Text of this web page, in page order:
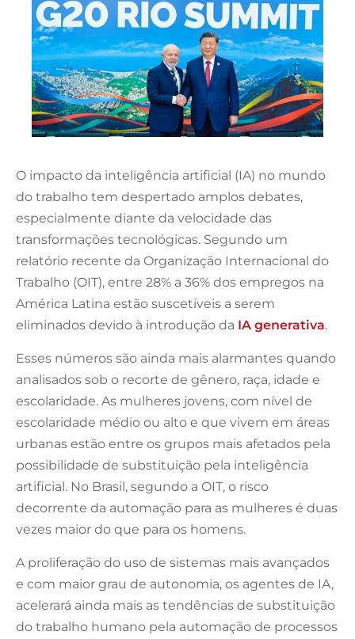
O impacto da inteligência artificial (IA) no mundo
do trabalho tem despertado amplos debates,
especialmente diante da velocidade das
transformações tecnológicas. Segundo um
relatório recente da Organização Internacional do
Trabalho (OIT), entre 28% a 36% dos empregos na
América Latina estão suscetíveis a serem
eliminados devido à introdução da IA generativa.
Esses números são ainda mais alarmantes quando
analisados sob o recorte de gênero, raça, idade e
escolaridade. As mulheres jovens, com nível de
escolaridade médio ou alto e que vivem em áreas
urbanas estão entre os grupos mais afetados pela
possibilidade de substituição pela inteligência
artificial. No Brasil, segundo a OIT, o risco
decorrente da automação para as mulheres é duas
vezes maior do que para os homens.
A proliferação do uso de sistemas mais avançados
e com maior grau de autonomia, os agentes de IA,
acelerará ainda mais as tendências de substituição
do trabalho humano pela automação de processos